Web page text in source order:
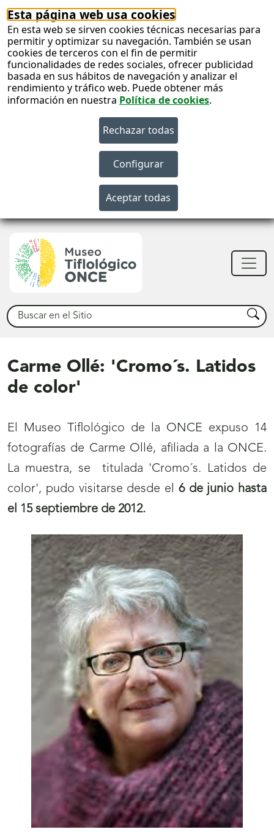
Esta página web usa cookies
En esta web se sirven cookies técnicas necesarias para
permitir y optimizar su navegación. También se usan
cookies de terceros con el fin de permitir
funcionalidades de redes sociales, ofrecer publicidad
basada en sus hábitos de navegación y analizar el
rendimiento y tráfico web. Puede obtener más
información en nuestra Política de cookies.
Buscar Buscar
Carme Ollé: 'Cromo´s. Latidos
de color'
El Museo Tiflológico de la ONCE expuso 14
fotografías de Carme Ollé, afiliada a la ONCE.
La muestra, se titulada 'Cromo´s. Latidos de
color', pudo visitarse desde el 6 de junio hasta
el 15 septiembre de 2012.